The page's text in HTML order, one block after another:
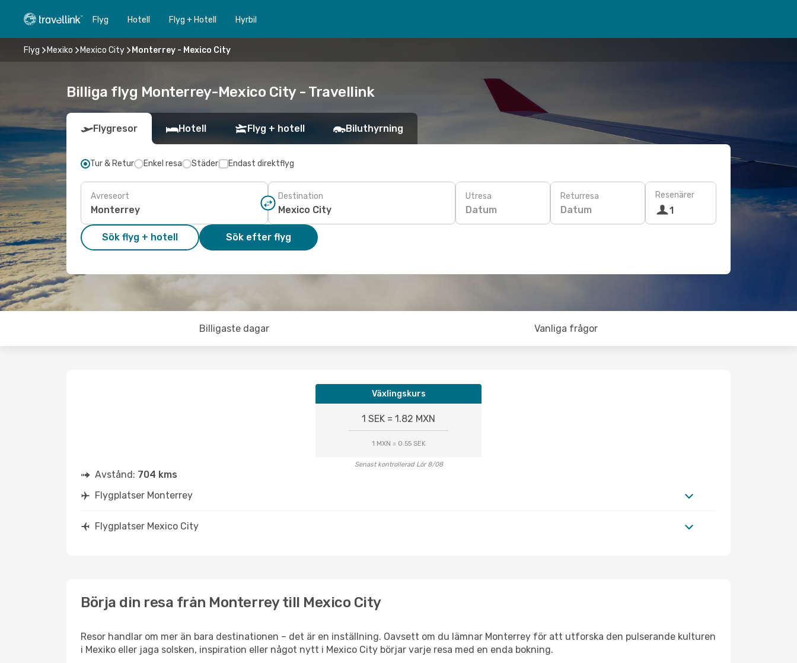
Flyg Hotell Flyg + Hotell Hyrbil
Flyg Mexiko Mexico City Monterrey - Mexico City
Billiga flyg Monterrey-Mexico City - Travellink
Flygresor Hotell Flyg + hotell Biluthyrning
Tur & Retur Enkel resa Städer Endast direktflyg
Avreseort Destination Utresa
Datum
Returresa
Datum
Resenärer
1
Sök flyg + hotell Sök efter flyg
Billigaste dagar Vanliga frågor
Växlingskurs
1 SEK = 1.82 MXN
1 MXN = 0.55 SEK
Senast kontrollerad Lör 8/08
Avstånd: 704 kms
Flygplatser Monterrey
Flygplatser Mexico City
Börja din resa från Monterrey till Mexico City
Resor handlar om mer än bara destinationen – det är en inställning. Oavsett om du lämnar Monterrey för att utforska den pulserande kulturen
i Mexiko eller jaga solsken, inspiration eller något nytt i Mexico City börjar varje resa med en enda bokning.